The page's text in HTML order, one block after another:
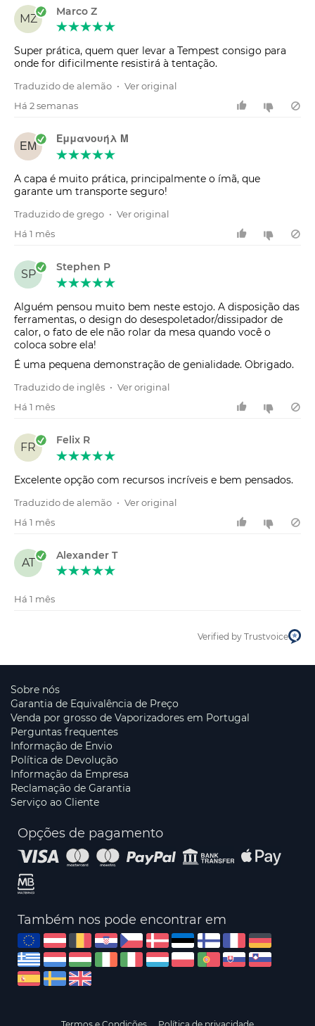
MZ
Marco Z
Super prática, quem quer levar a Tempest consigo para
onde for dificilmente resistirá à tentação.
Traduzido de alemão • Ver original
Há 2 semanas
ΕΜ
Εμμανουήλ Μ
A capa é muito prática, principalmente o ímã, que
garante um transporte seguro!
Traduzido de grego • Ver original
Há 1 mês
SP
Stephen P
Alguém pensou muito bem neste estojo. A disposição das
ferramentas, o design do desespoletador/dissipador de
calor, o fato de ele não rolar da mesa quando você o
coloca sobre ela!
É uma pequena demonstração de genialidade. Obrigado.
Traduzido de inglês • Ver original
Há 1 mês
FR
Felix R
Excelente opção com recursos incríveis e bem pensados.
Traduzido de alemão • Ver original
Há 1 mês
AT
Alexander T
Há 1 mês
Verified by Trustvoice
Sobre nós
Garantia de Equivalência de Preço
Venda por grosso de Vaporizadores em Portugal
Perguntas frequentes
Informação de Envio
Política de Devolução
Informação da Empresa
Reclamação de Garantia
Serviço ao Cliente
Opções de pagamento
Também nos pode encontrar em